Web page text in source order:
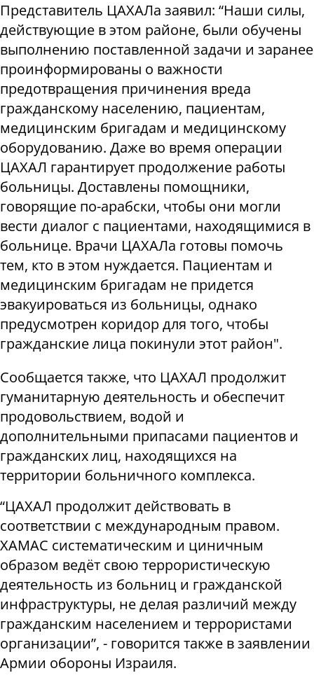
Представитель ЦАХАЛа заявил: “Наши силы,
действующие в этом районе, были обучены
выполнению поставленной задачи и заранее
проинформированы о важности
предотвращения причинения вреда
гражданскому населению, пациентам,
медицинским бригадам и медицинскому
оборудованию. Даже во время операции
ЦАХАЛ гарантирует продолжение работы
больницы. Доставлены помощники,
говорящие по-арабски, чтобы они могли
вести диалог с пациентами, находящимися в
больнице. Врачи ЦАХАЛа готовы помочь
тем, кто в этом нуждается. Пациентам и
медицинским бригадам не придется
эвакуироваться из больницы, однако
предусмотрен коридор для того, чтобы
гражданские лица покинули этот район".
Сообщается также, что ЦАХАЛ продолжит
гуманитарную деятельность и обеспечит
продовольствием, водой и
дополнительными припасами пациентов и
гражданских лиц, находящихся на
территории больничного комплекса.
“ЦАХАЛ продолжит действовать в
соответствии с международным правом.
ХАМАС систематическим и циничным
образом ведёт свою террористическую
деятельность из больниц и гражданской
инфраструктуры, не делая различий между
гражданским населением и террористами
организации”, - говорится также в заявлении
Армии обороны Израиля.